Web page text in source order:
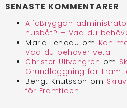
SENASTE KOMMENTARER
AlfaBryggan
husbåt? – Vad du
Maria Lendau om Kan
Vad du behöver veta
Christer Ulfvengren om
Grundläggning för
Bengt Knutsson om
för Framtiden